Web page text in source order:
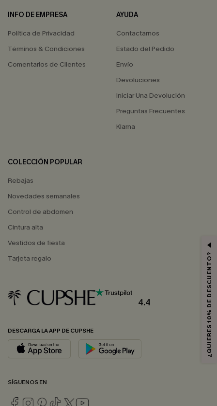
INFO DE EMPRESA
Política de Privacidad
Términos & Condiciones
Comentarios de Clientes
AYUDA
Contactarnos
Estado del Pedido
Envío
Devoluciones
Iniciar Una Devolución
Preguntas Frecuentes
Klarna
COLECCIÓN POPULAR
Rebajas
Novedades semanales
Control de abdomen
Cintura alta
Vestidos de fiesta
Tarjeta regalo
4.4
DESCARGA LA APP DE CUPSHE
SÍGUENOS EN
¿QUIERES 10% DE DESCUENTO?